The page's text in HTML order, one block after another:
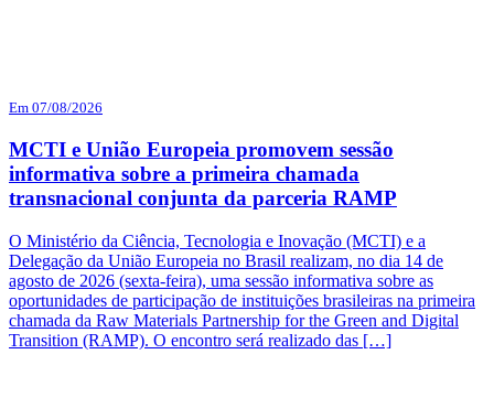
Em 07/08/2026
MCTI e União Europeia promovem sessão
informativa sobre a primeira chamada
transnacional conjunta da parceria RAMP
O Ministério da Ciência, Tecnologia e Inovação (MCTI) e a
Delegação da União Europeia no Brasil realizam, no dia 14 de
agosto de 2026 (sexta-feira), uma sessão informativa sobre as
oportunidades de participação de instituições brasileiras na primeira
chamada da Raw Materials Partnership for the Green and Digital
Transition (RAMP). O encontro será realizado das […]